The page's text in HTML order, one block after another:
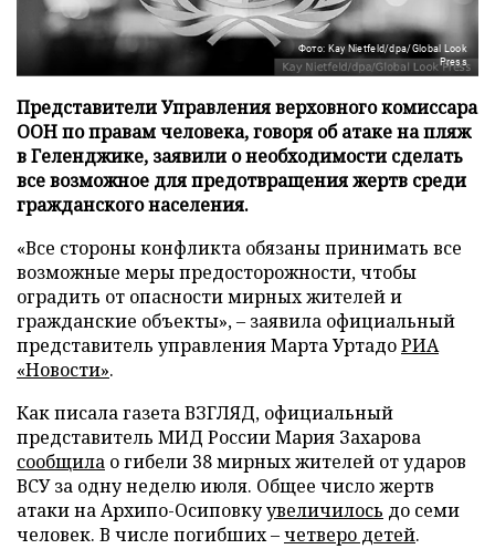
Фото: Kay Nietfeld/dpa/Global Look
Press
Представители Управления верховного комиссара
ООН по правам человека, говоря об атаке на пляж
в Геленджике, заявили о необходимости сделать
все возможное для предотвращения жертв среди
гражданского населения.
«Все стороны конфликта обязаны принимать все
возможные меры предосторожности, чтобы
оградить от опасности мирных жителей и
гражданские объекты», – заявила официальный
представитель управления Марта УртадоРИА
«Новости».
Как писала газета ВЗГЛЯД, официальный
представитель МИД России Мария Захарова
сообщила о гибели 38 мирных жителей от ударов
ВСУ за одну неделю июля. Общее число жертв
атаки на Архипо-Осиповкуувеличилось до семи
человек. В числе погибших –четверо детей.